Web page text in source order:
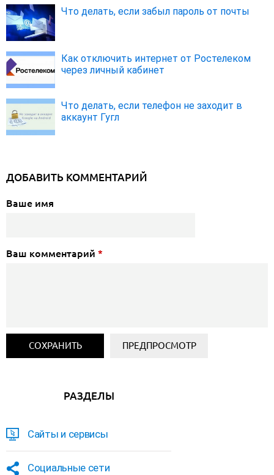
Что делать, если забыл пароль от почты
Как отключить интернет от Ростелеком
через личный кабинет
Что делать, если телефон не заходит в
аккаунт Гугл
ДОБАВИТЬ КОММЕНТАРИЙ
Ваше имя
Ваш комментарий *
РАЗДЕЛЫ
Сайты и сервисы
Социальные сети